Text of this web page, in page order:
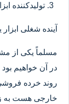
تولیدکننده
آینده شغلی
مسلماً یکی از
در آن خواهیم بود
روند خرده فروشی
خارجی هست به